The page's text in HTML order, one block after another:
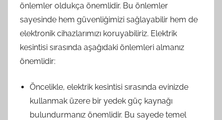
önlemler oldukça önemlidir. Bu önlemler
sayesinde hem güvenliğimizi sağlayabilir hem de
elektronik cihazlarımızı koruyabiliriz. Elektrik
kesintisi sırasında aşağıdaki önlemleri almanız
önemlidir:
Öncelikle, elektrik kesintisi sırasında evinizde
kullanmak üzere bir yedek güç kaynağı
bulundurmanız önemlidir. Bu sayede temel